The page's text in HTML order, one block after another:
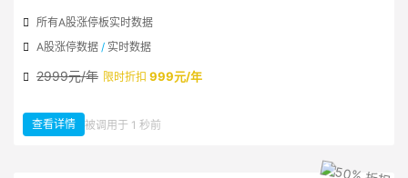
所有A股涨停板实时数据
A股涨停数据 / 实时数据
2999元/年 限时折扣 999元/年
查看详情：A 股涨停板实时数据
被调用于 1 秒前